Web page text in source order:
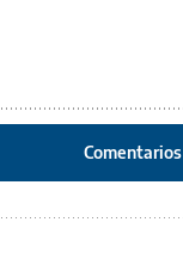
Comentarios